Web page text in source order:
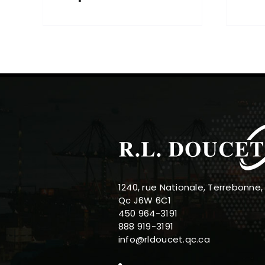
1240, rue Nationale, Terrebonne,
Qc J6W 6C1
450 964-3191
888 919-3191
info@rldoucet.qc.ca